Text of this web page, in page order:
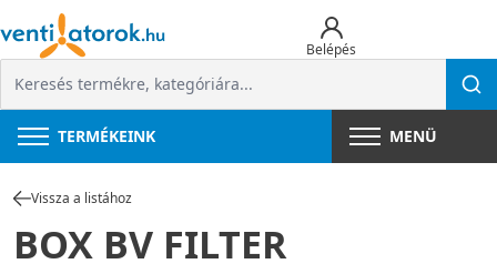
Belépés
TERMÉKEINK MENÜ
Vissza a listához
BOX BV FILTER